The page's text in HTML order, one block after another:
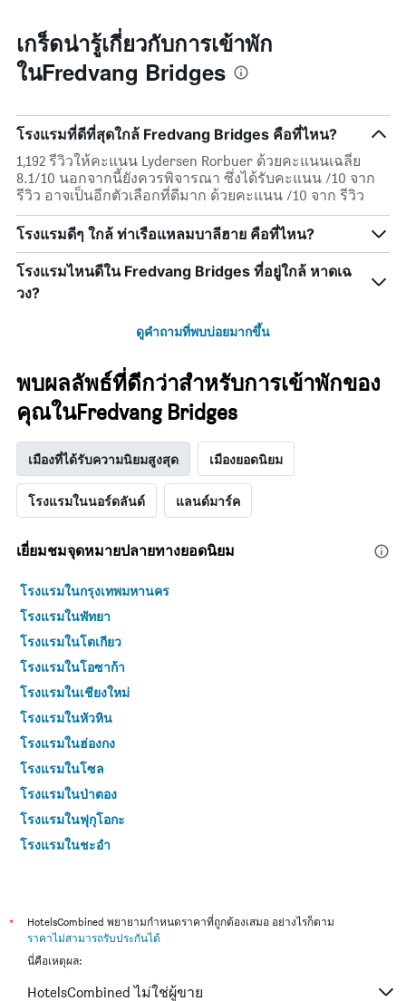
เกร็ดน่ารู้เกี่ยวกับการเข้าพัก
ในFredvang Bridges
โรงแรมที่ดีที่สุดใกล้ Fredvang Bridges คือที่ไหน?
1,192 รีวิวให้คะแนน Lydersen Rorbuer ด้วยคะแนนเฉลี่ย
8.1/10 นอกจากนี้ยังควรพิจารณา ซึ่งได้รับคะแนน /10 จาก
รีวิว อาจเป็นอีกตัวเลือกที่ดีมาก ด้วยคะแนน /10 จาก รีวิว
โรงแรมดีๆ ใกล้ ท่าเรือแหลมบาลีฮาย คือที่ไหน?
โรงแรมไหนดีใน Fredvang Bridges ที่อยู่ใกล้ หาดเฉ
วง?
ดูคำถามที่พบบ่อยมากขึ้น
พบผลลัพธ์ที่ดีกว่าสำหรับการเข้าพักของ
คุณในFredvang Bridges
เมืองที่ได้รับความนิยมสูงสุด เมืองยอดนิยม
โรงแรมในนอร์ดลันด์ แลนด์มาร์ค
เยี่ยมชมจุดหมายปลายทางยอดนิยม
โรงแรมในกรุงเทพมหานคร
โรงแรมในพัทยา
โรงแรมในโตเกียว
โรงแรมในโอซาก้า
โรงแรมในเชียงใหม่
โรงแรมในหัวหิน
โรงแรมในฮ่องกง
โรงแรมในโซล
โรงแรมในป่าตอง
โรงแรมในฟุกุโอกะ
โรงแรมในชะอำ
โรงแรมในเกาะสมุย
โรงแรมในเซี่ยงไฮ้
โรงแรมในเกาะช้าง (ตราด)
โรงแรมในไทเป
*
HotelsCombined พยายามกำหนดราคาที่ถูกต้องเสมอ อย่างไรก็ตาม
ราคาไม่สามารถรับประกันได้
นี่คือเหตุผล:
HotelsCombined ไม่ใช่ผู้ขาย